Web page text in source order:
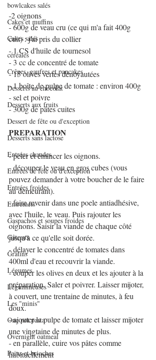
bowlcakes salés
Cakes et muffins
Cakes salés
céréales
Crêpes, gaufres et pancakes
Desserts au chocolat
Desserts aux fruits
Dessert de fête ou d'exception
Desserts sans lactose
Entrées chaudes
Entrées de fête ou d'exception
Entrées froides
Entremets
Gaspachos et soupes froides
Gâteaux
Gratins
Légumes
Légumineuses
Les "minis"
One pot pasta
Overnight oatmeal
Pains et brioches
-2 oignons
- 600g de veau cru (ce qui m'a fait 400g
cuit) : j'ai pris du collier
- 1 CS d'huile de tournesol
- 3 cc de concentré de tomate
- 15 olives vertes dénoyautées
- 1 boîte de pulpe de tomate : environ 400g
- sel et poivre
- 300g de pâtes cuites
PREPARATION
- peler et émincer les oignons.
- découper le veau en gros cubes (vous
pouvez demander à votre boucher de le faire
au demeurant).
- faire revenir dans une poele antiadhésive,
avec l'huile, le veau. Puis rajouter les
oignons. Saisir la viande de chaque côté
jusqu'à ce qu'elle soit dorée.
- délayer le concentré de tomates dans
400ml d'eau et recouvrir la viande.
- couper les olives en deux et les ajouter à la
préparation. Saler et poivrer. Laisser mijoter,
à couvert, une trentaine de minutes, à feu
doux.
- ajouter la pulpe de tomate et laisser mijoter
une vingtaine de minutes de plus.
- en parallèle, cuire vos pâtes comme
habituellement